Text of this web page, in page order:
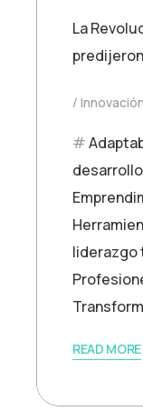
La
Innovación
liderazgo
READ MORE